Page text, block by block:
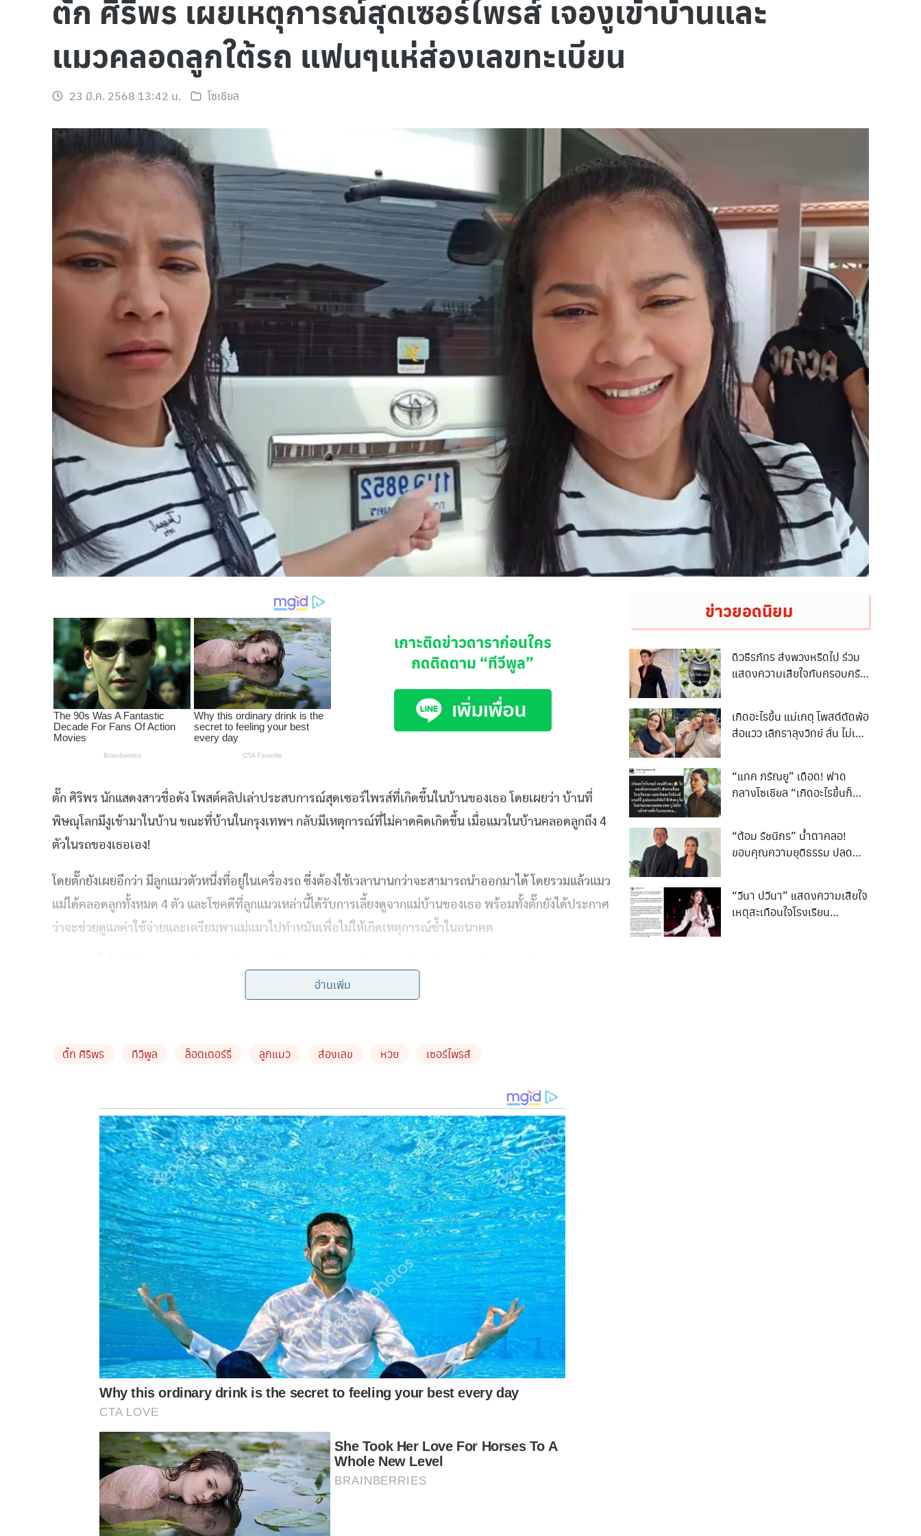
ตั๊ก ศิริพร เผยเหตุการณ์สุดเซอร์ไพรส์ เจองูเข้าบ้านและ
แมวคลอดลูกใต้รถ แฟนๆแห่ส่องเลขทะเบียน
23 มี.ค. 2568 13:42 น. โซเชียล
เกาะติดข่าวดาราก่อนใคร
กดติดตาม “ทีวีพูล”
ตั๊ก ศิริพร นักแสดงสาวชื่อดัง โพสต์คลิปเล่าประสบการณ์สุดเซอร์ไพรส์ที่เกิดขึ้นในบ้านของเธอ โดยเผยว่า บ้านที่
พิษณุโลกมีงูเข้ามาในบ้าน ขณะที่บ้านในกรุงเทพฯ กลับมีเหตุการณ์ที่ไม่คาดคิดเกิดขึ้น เมื่อแมวในบ้านคลอดลูกถึง 4
ตัวในรถของเธอเอง!
โดยตั๊กยังเผยอีกว่า มีลูกแมวตัวหนึ่งที่อยู่ในเครื่องรถ ซึ่งต้องใช้เวลานานกว่าจะสามารถนำออกมาได้ โดยรวมแล้วแมว
แม่ได้คลอดลูกทั้งหมด 4 ตัว และโชคดีที่ลูกแมวเหล่านี้ได้รับการเลี้ยงดูจากแม่บ้านของเธอ พร้อมทั้งตั๊กยังได้ประกาศ
ว่าจะช่วยดูแลค่าใช้จ่ายและเตรียมพาแม่แมวไปทำหมันเพื่อไม่ให้เกิดเหตุการณ์ซ้ำในอนาคต
คือ 1 มจ 9852 ซึ่งทำให้ชาวเน็ตต่างแห่กันไปส่องเลขทะเบียนนี้กันอย่างคึกคัก และบางคนยังคาดหวังว่าอาจจะมีโชค
อ่านเพิ่ม
ตั๊ก ศิริพร ทีวีพูล ล็อตเตอร์รี่ ลูกแมว ส่องเลข หวย เซอร์ไพรส์
Why this ordinary drink is the secret to feeling your best every day
CTA LOVE
She Took Her Love For Horses To A
Whole New Level
BRAINBERRIES
ข่าวยอดนิยม
ดิวธีรภัทร ส่งพวงหรีดไป ร่วม
แสดงความเสียใจกับครอบครัว
พวงหรีดเปลี่ยนเป็นอย่างอื่น
เทอไม่มีประโยชน์ จนเกิดดราม่า
เบาๆ
เกิดอะไรขึ้น แม่เกตุ โพสต์ตัดพ้อ
ส่อแวว เลิกราลุงวิทย์ ลั่น ไม่เคย
“แทค ภรัณยู” เดือด! ฟาด
กลางโซเชียล “เกิดอะไรขึ้นก็
“ต้อม รัชนีกร” น้ำตาคลอ!
ขอบคุณความยุติธรรม ปลด
“วีนา ปวีนา” แสดงความเสียใจ
เหตุสะเทือนใจโรงเรียน